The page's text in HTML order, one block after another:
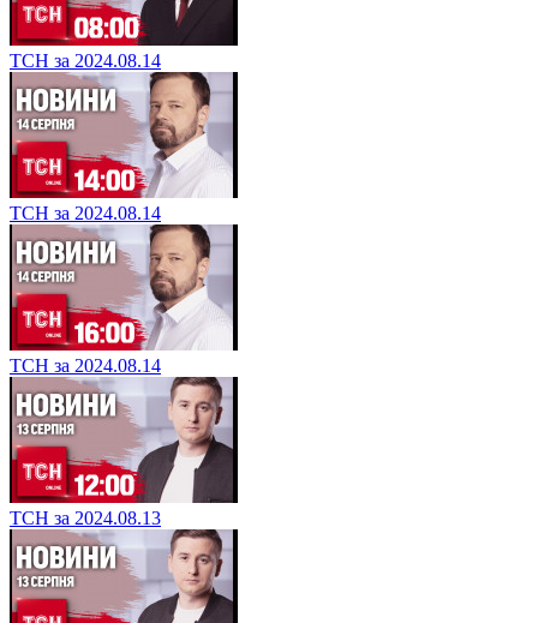
ТСН за 2024.08.14
ТСН за 2024.08.14
ТСН за 2024.08.14
ТСН за 2024.08.13